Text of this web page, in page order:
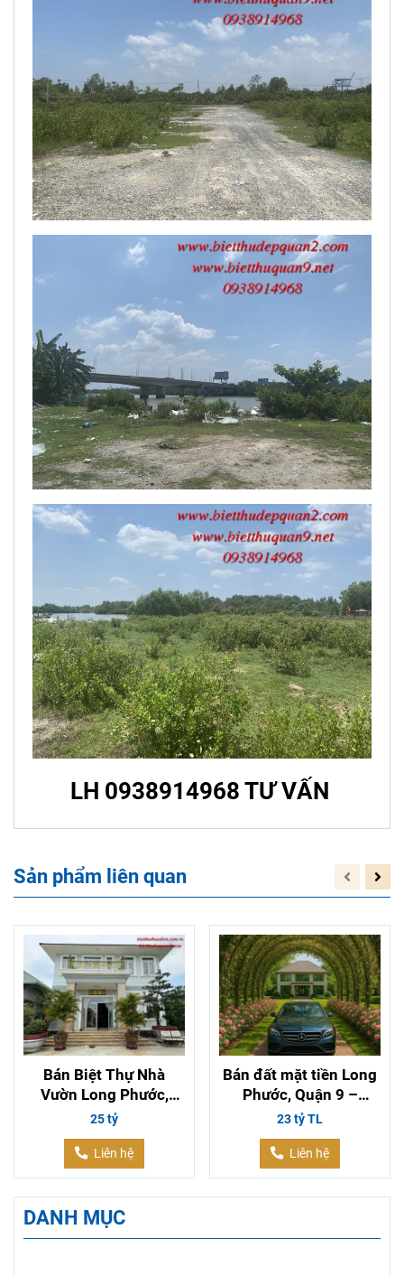
LH 0938914968 TƯ VẤN
Sản phẩm liên quan
Bán Biệt Thự Nhà
Vườn Long Phước,
Quận 9 – Villa Nghỉ
25 tỷ
Liên hệ
Bán đất mặt tiền Long
Phước, Quận 9 –
2234m2 có thổ cư, giá
23 tỷ TL
Liên hệ
DANH MỤC